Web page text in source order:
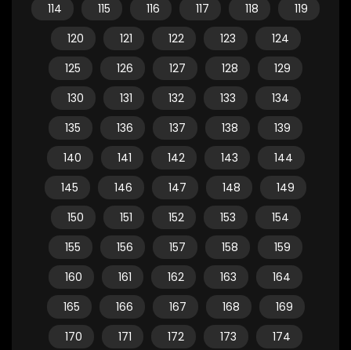
114
115 116 117 118
119
120
121 122 123
124
125
126 127 128
129
130
131 132 133
134
135
136 137 138
139
140
141 142 143
144
145
146 147 148
149
150
151 152 153
154
155
156 157 158
159
160
161 162 163
164
165
166 167 168
169
170
171 172 173
174